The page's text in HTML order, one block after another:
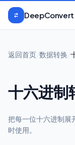
跳到正文
DeepConvert
返回首页 数据转换
十六进制
把每一位十六进制展
时使用。